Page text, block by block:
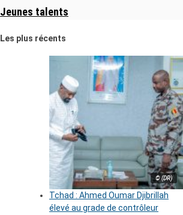
Jeunes talents
Les plus récents
© (DR)
Tchad : Ahmed Oumar Djibrillah
élevé au grade de contrôleur